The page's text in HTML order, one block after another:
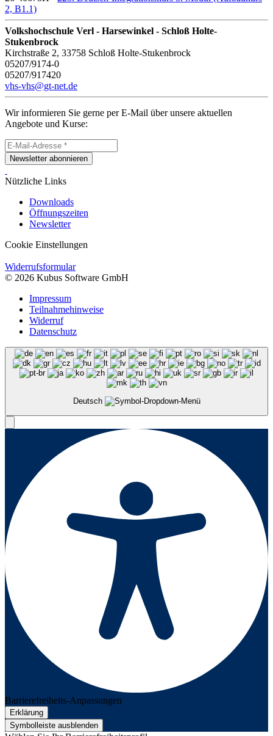
2, B1.1)
Volkshochschule Verl - Harsewinkel - Schloß Holte-
Stukenbrock
Kirchstraße 2, 33758 Schloß Holte-Stukenbrock
05207/9174-0
05207/917420
vhs-vhs@gt-net.de
Wir informieren Sie gerne per E-Mail über unsere aktuellen
Angebote und Kurse:
Newsletter abonnieren
Nützliche Links
Downloads
Öffnungszeiten
Newsletter
Cookie Einstellungen
Widerrufsformular
© 2026 Kubus Software GmbH
Impressum
Teilnahmehinweise
Widerruf
Datenschutz
Deutsch
Barrierefreiheits-Anpassungen
Erklärung
Symbolleiste ausblenden